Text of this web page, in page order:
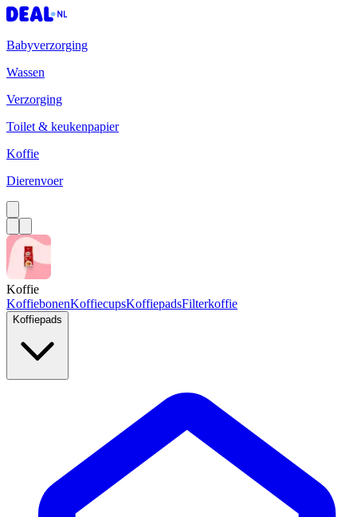
Babyverzorging
Wassen
Verzorging
Toilet & keukenpapier
Koffie
Dierenvoer
Koffie
KoffiebonenKoffiecupsKoffiepadsFilterkoffie
Koffiepads